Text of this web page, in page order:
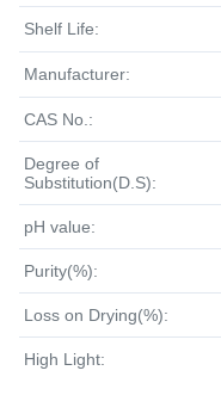
Shelf Life:
Manufacturer:
CAS No.:
Degree of
Substitution(D.S):
pH value:
Purity(%):
Loss on Drying(%):
High Light: